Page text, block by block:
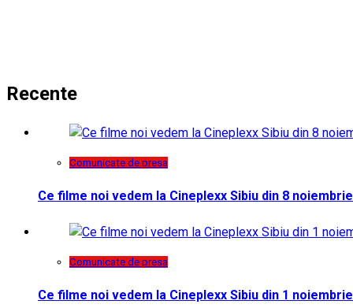
Recente
Comunicate de presa
Ce filme noi vedem la Cineplexx Sibiu din 8 noiembrie
Comunicate de presa
Ce filme noi vedem la Cineplexx Sibiu din 1 noiembrie